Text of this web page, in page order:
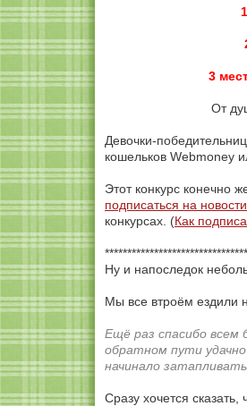
3
От
Девочки-
кошельков Webmoney
Этот конкурс конечно
подписаться на
конкурсах. (Как
Ну и напоследок
Мы все втроём ездили
Ещё раз спасибо всем
обратном пути
начинало затапливать.
Сразу хочется